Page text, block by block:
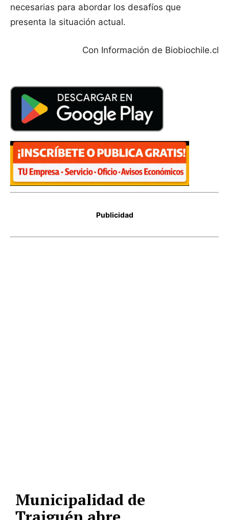
necesarias para abordar los desafíos que
presenta la situación actual.
Con Información de Biobiochile.cl
Publicidad